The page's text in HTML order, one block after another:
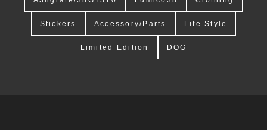
Stickers Accessory/Parts Life Style
Limited Edition DOG